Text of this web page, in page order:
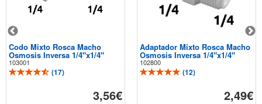
Codo Mixto Rosca Macho
Osmosis Inversa 1/4"x1/4"
103001
(17)
3,56€
Adaptador Mixto Rosca Macho
Osmosis Inversa 1/4"x1/4"
102800
(12)
2,49€